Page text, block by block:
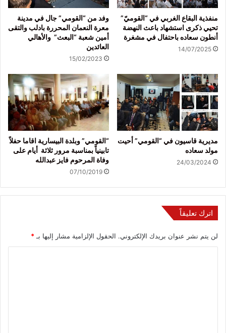
منفذية البقاع الغربي في “القوميّ”
تحيي ذكرى استشهاد باعث النهضة
أنطون سعاده باحتفال في مشغرة
14/07/2025
وفد من “القومي” جال في مدينة
معرة النعمان المحررة بادلب والتقى
أمين شعبة “البعث” والأهالي
العائدين
15/02/2023
مديرية قاسيون في “القومي” أحيت
مولد سعاده
24/03/2024
“القومي” وبلدة البيسارية اقاما حفلاً
تابينياً بمناسبة مرور ثلاثة أيام على
وفاة المرحوم فايز عبدالله
07/10/2019
اترك تعليقاً
لن يتم نشر عنوان بريدك الإلكتروني. الحقول الإلزامية مشار إليها بـ *